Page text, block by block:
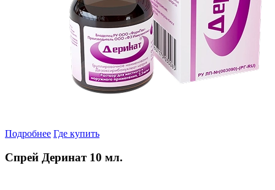
Подробнее Где купить
Спрей Деринат 10 мл.